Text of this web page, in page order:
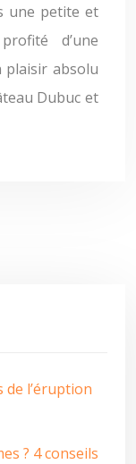
une petite et
d’une
plaisir absolu
Dubuc et
l’éruption
? 4 conseils